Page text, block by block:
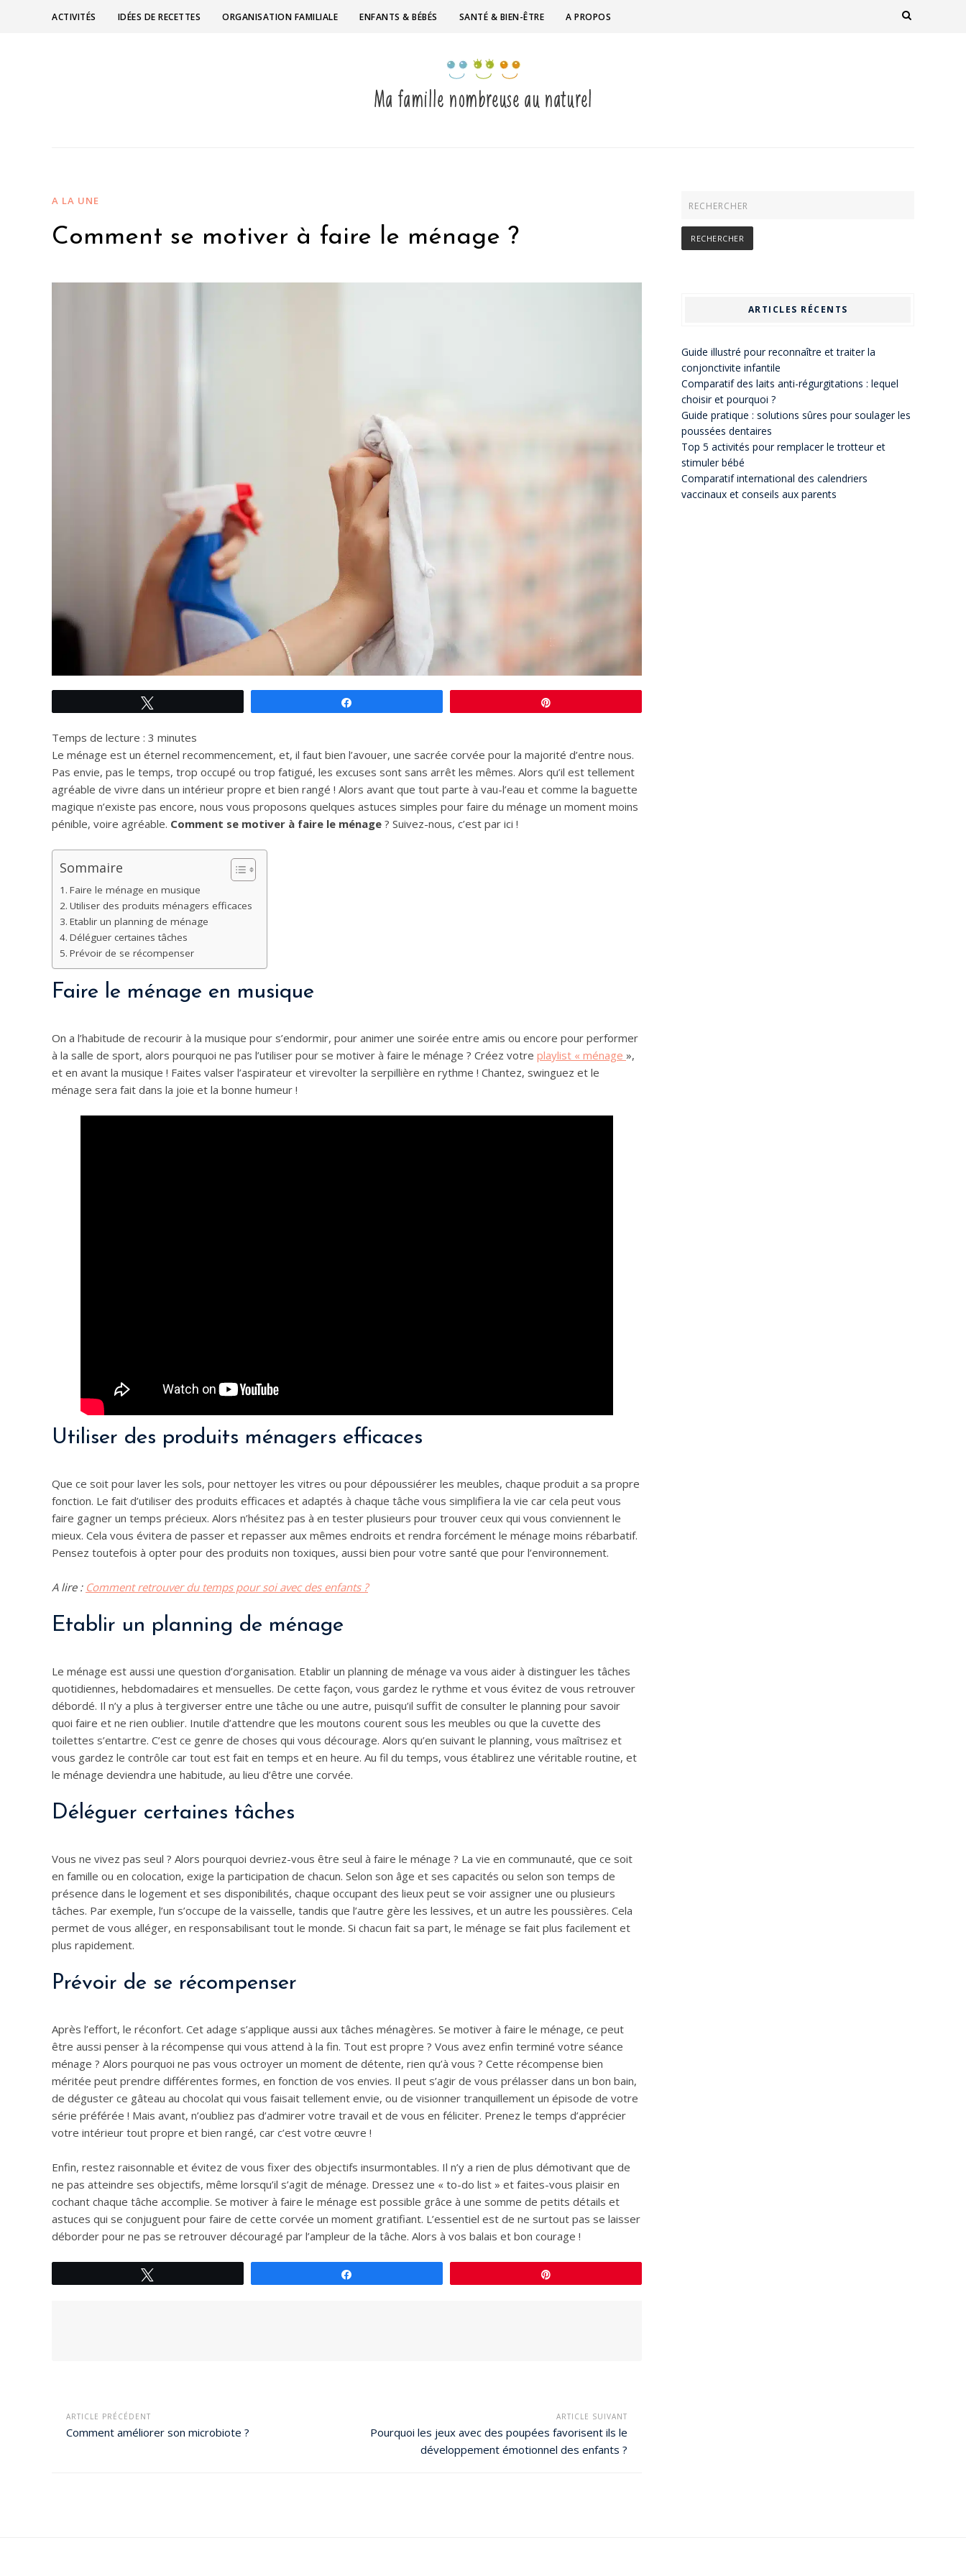
ACTIVITÉS IDÉES DE RECETTES ORGANISATION FAMILIALE ENFANTS & BÉBÉS SANTÉ & BIEN-ÊTRE A PROPOS
A LA UNE
Comment se motiver à faire le ménage ?
Temps de lecture : 3 minutes
Le ménage est un éternel recommencement, et, il faut bien l’avouer, une sacrée corvée pour la majorité d’entre nous.
Pas envie, pas le temps, trop occupé ou trop fatigué, les excuses sont sans arrêt les mêmes. Alors qu’il est tellement
agréable de vivre dans un intérieur propre et bien rangé ! Alors avant que tout parte à vau-l’eau et comme la baguette
magique n’existe pas encore, nous vous proposons quelques astuces simples pour faire du ménage un moment moins
pénible, voire agréable. Comment se motiver à faire le ménage ? Suivez-nous, c’est par ici !
Sommaire
Faire le ménage en musique
Utiliser des produits ménagers efficaces
Etablir un planning de ménage
Déléguer certaines tâches
Prévoir de se récompenser
Faire le ménage en musique
On a l’habitude de recourir à la musique pour s’endormir, pour animer une soirée entre amis ou encore pour performer
à la salle de sport, alors pourquoi ne pas l’utiliser pour se motiver à faire le ménage ? Créez votre playlist « ménage »,
et en avant la musique ! Faites valser l’aspirateur et virevolter la serpillière en rythme ! Chantez, swinguez et le
ménage sera fait dans la joie et la bonne humeur !
Utiliser des produits ménagers efficaces
Que ce soit pour laver les sols, pour nettoyer les vitres ou pour dépoussiérer les meubles, chaque produit a sa propre
fonction. Le fait d’utiliser des produits efficaces et adaptés à chaque tâche vous simplifiera la vie car cela peut vous
faire gagner un temps précieux. Alors n’hésitez pas à en tester plusieurs pour trouver ceux qui vous conviennent le
mieux. Cela vous évitera de passer et repasser aux mêmes endroits et rendra forcément le ménage moins rébarbatif.
Pensez toutefois à opter pour des produits non toxiques, aussi bien pour votre santé que pour l’environnement.
A lire : Comment retrouver du temps pour soi avec des enfants ?
Etablir un planning de ménage
Le ménage est aussi une question d’organisation. Etablir un planning de ménage va vous aider à distinguer les tâches
quotidiennes, hebdomadaires et mensuelles. De cette façon, vous gardez le rythme et vous évitez de vous retrouver
débordé. Il n’y a plus à tergiverser entre une tâche ou une autre, puisqu’il suffit de consulter le planning pour savoir
quoi faire et ne rien oublier. Inutile d’attendre que les moutons courent sous les meubles ou que la cuvette des
toilettes s’entartre. C’est ce genre de choses qui vous décourage. Alors qu’en suivant le planning, vous maîtrisez et
vous gardez le contrôle car tout est fait en temps et en heure. Au fil du temps, vous établirez une véritable routine, et
le ménage deviendra une habitude, au lieu d’être une corvée.
Déléguer certaines tâches
Vous ne vivez pas seul ? Alors pourquoi devriez-vous être seul à faire le ménage ? La vie en communauté, que ce soit
en famille ou en colocation, exige la participation de chacun. Selon son âge et ses capacités ou selon son temps de
présence dans le logement et ses disponibilités, chaque occupant des lieux peut se voir assigner une ou plusieurs
tâches. Par exemple, l’un s’occupe de la vaisselle, tandis que l’autre gère les lessives, et un autre les poussières. Cela
permet de vous alléger, en responsabilisant tout le monde. Si chacun fait sa part, le ménage se fait plus facilement et
plus rapidement.
Prévoir de se récompenser
Après l’effort, le réconfort. Cet adage s’applique aussi aux tâches ménagères. Se motiver à faire le ménage, ce peut
être aussi penser à la récompense qui vous attend à la fin. Tout est propre ? Vous avez enfin terminé votre séance
ménage ? Alors pourquoi ne pas vous octroyer un moment de détente, rien qu’à vous ? Cette récompense bien
méritée peut prendre différentes formes, en fonction de vos envies. Il peut s’agir de vous prélasser dans un bon bain,
de déguster ce gâteau au chocolat qui vous faisait tellement envie, ou de visionner tranquillement un épisode de votre
série préférée ! Mais avant, n’oubliez pas d’admirer votre travail et de vous en féliciter. Prenez le temps d’apprécier
votre intérieur tout propre et bien rangé, car c’est votre œuvre !
Enfin, restez raisonnable et évitez de vous fixer des objectifs insurmontables. Il n’y a rien de plus démotivant que de
ne pas atteindre ses objectifs, même lorsqu’il s’agit de ménage. Dressez une « to-do list » et faites-vous plaisir en
cochant chaque tâche accomplie. Se motiver à faire le ménage est possible grâce à une somme de petits détails et
astuces qui se conjuguent pour faire de cette corvée un moment gratifiant. L’essentiel est de ne surtout pas se laisser
déborder pour ne pas se retrouver découragé par l’ampleur de la tâche. Alors à vos balais et bon courage !
ARTICLE PRÉCÉDENT
Comment améliorer son microbiote ?
ARTICLE SUIVANT
Pourquoi les jeux avec des poupées favorisent ils le
développement émotionnel des enfants ?
ARTICLES RÉCENTS
Guide illustré pour reconnaître et traiter la
conjonctivite infantile
Comparatif des laits anti-régurgitations : lequel
choisir et pourquoi ?
Guide pratique : solutions sûres pour soulager les
poussées dentaires
Top 5 activités pour remplacer le trotteur et
stimuler bébé
Comparatif international des calendriers
vaccinaux et conseils aux parents